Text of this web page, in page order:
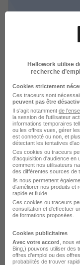
Alternance
Provence H/F
Aix-en-Provence
492,22 - 1
Voir l’offre
Alternance -
BTS
Paris - 75
Hellowork utilise
recherche
Cookies strictement
Ces traceurs sont
peuvent pas être
Il s'agit notamment de
la session de l'utilisateur
informations temporaires
ou les offres vues, gérer
est connecté ou non, et
détectant les tentatives
Ces cookies ou traceurs
d'acquisition d'audience en
comment nos utilisateurs
des différentes sources de
Ils nous permettent
d'améliorer nos produits et
rapide et fluide.
Ces cookies ou traceurs
consultation et d'effectuer
de formations proposées.
Cookies publicitaires
Avec votre accord , nous
Bing,) pouvons utiliser des
offres d’emploi ou des
probabilités de trouver